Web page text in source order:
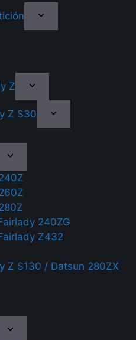
Z
Z S30
240ZG
Z432
Z S130 / Datsun 280ZX